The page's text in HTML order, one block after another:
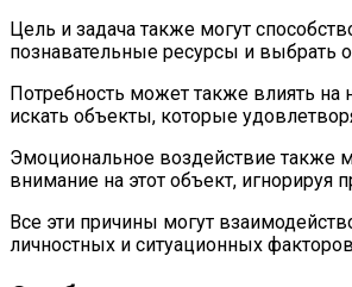
Цель и задача также могут
познавательные ресурсы и выбрать
Потребность может также влиять на
искать объекты, которые
Эмоциональное воздействие также
внимание на этот объект, игнорируя
Все эти причины могут
личностных и ситуационных